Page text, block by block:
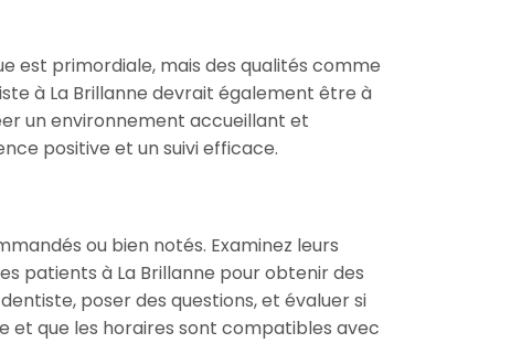
est primordiale, mais des qualités comme
à La Brillanne devrait également être à
un environnement accueillant et
positive et un suivi efficace.
ou bien notés. Examinez leurs
patients à La Brillanne pour obtenir des
poser des questions, et évaluer si
et que les horaires sont compatibles avec